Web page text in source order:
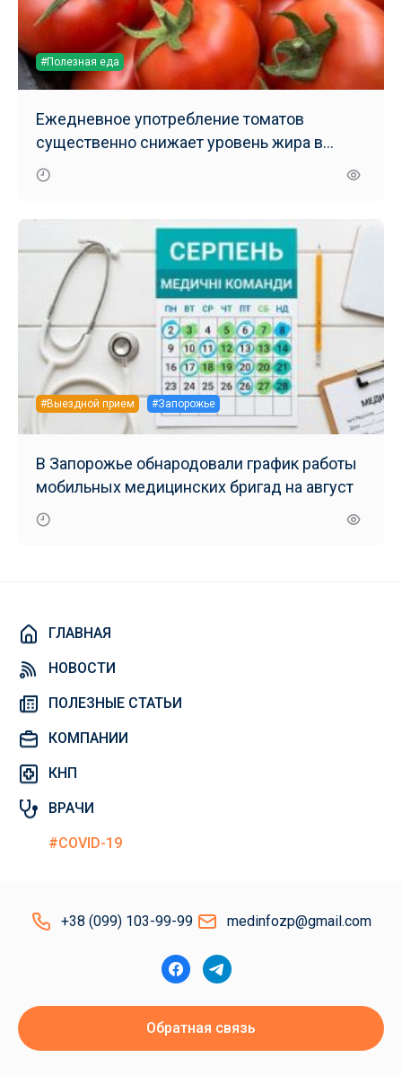
#Полезная еда
Ежедневное употребление томатов
существенно снижает уровень жира в
печени – результаты нового исследования
#Выездной прием #Запорожье
В Запорожье обнародовали график работы
мобильных медицинских бригад на август
ГЛАВНАЯ
НОВОСТИ
ПОЛЕЗНЫЕ СТАТЬИ
КОМПАНИИ
КНП
ВРАЧИ
#COVID-19
+38 (099) 103-99-99 medinfozp@gmail.com
Обратная связь